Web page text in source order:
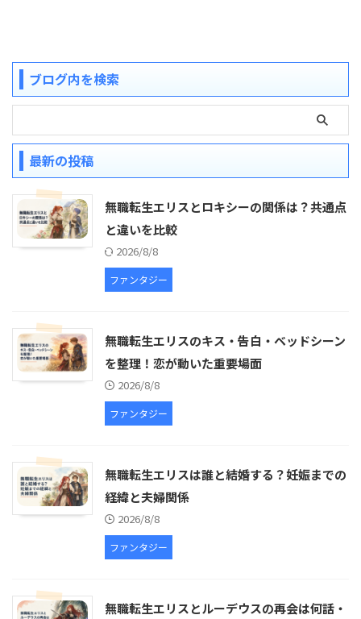
ブログ内を検索
最新の投稿
無職転生エリスとロキシーの関係は？共通点
と違いを比較
2026/8/8
ファンタジー
無職転生エリスのキス・告白・ベッドシーン
を整理！恋が動いた重要場面
2026/8/8
ファンタジー
無職転生エリスは誰と結婚する？妊娠までの
経緯と夫婦関係
2026/8/8
ファンタジー
無職転生エリスとルーデウスの再会は何話・